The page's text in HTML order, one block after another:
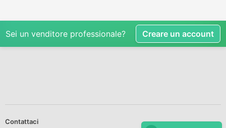
Sei un venditore professionale? Creare un account
Contattaci